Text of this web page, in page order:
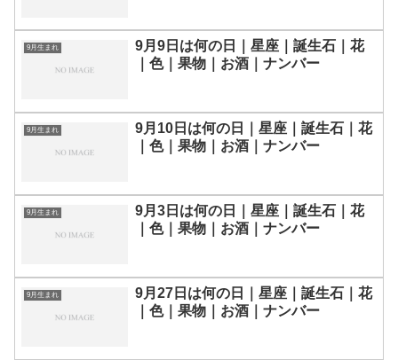
9月生まれ
9月9日は何の日｜星座｜誕生石｜花
｜色｜果物｜お酒｜ナンバー
9月生まれ
9月10日は何の日｜星座｜誕生石｜花
｜色｜果物｜お酒｜ナンバー
9月生まれ
9月3日は何の日｜星座｜誕生石｜花
｜色｜果物｜お酒｜ナンバー
9月生まれ
9月27日は何の日｜星座｜誕生石｜花
｜色｜果物｜お酒｜ナンバー